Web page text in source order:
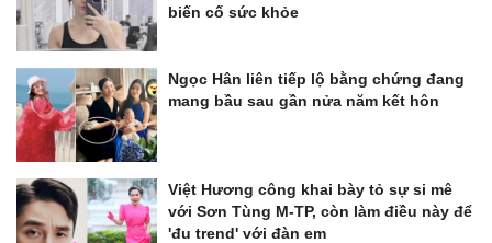
biến cố sức khỏe
Ngọc Hân liên tiếp lộ bằng chứng đang
mang bầu sau gần nửa năm kết hôn
Việt Hương công khai bày tỏ sự si mê
với Sơn Tùng M-TP, còn làm điều này để
'đu trend' với đàn em